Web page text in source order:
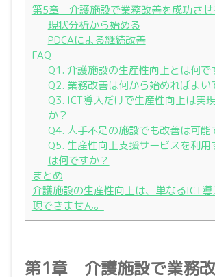
第5章 介護施設で業務改善を成功させ
現状分析から始める
PDCAによる継続改善
FAQ
Q1. 介護施設の生産性向上とは何で
Q2. 業務改善は何から始めればよい
Q3. ICT導入だけで生産性向上は実
か？
Q4. 人手不足の施設でも改善は可能
Q5. 生産性向上支援サービスを利用
は何ですか？
まとめ
介護施設の生産性向上は、単なるICT
現できません。
第1章 介護施設で業務